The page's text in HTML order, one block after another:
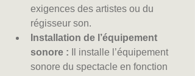
exigences des artistes ou du
régisseur son.
Installation de l’équipement
sonore : Il installe l’équipement
sonore du spectacle en fonction